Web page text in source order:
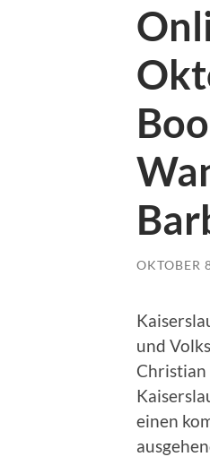
OKTOBER
und
Christian
einen